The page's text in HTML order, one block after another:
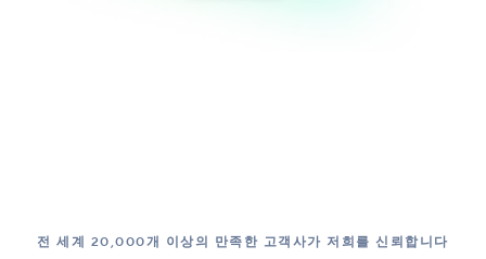
전 세계 20,000개 이상의 만족한 고객사가 저희를 신뢰합니다